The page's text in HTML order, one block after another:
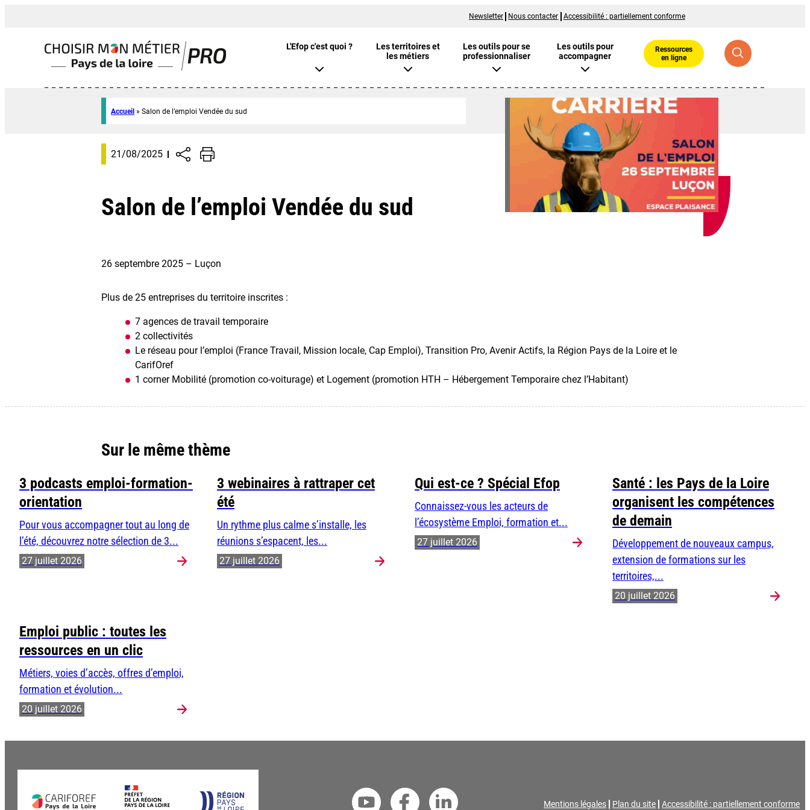
Newsletter Nous contacter Accessibilité : partiellement conforme
L'Efop c'est quoi ?
Les territoires et
les métiers
Les outils pour se
professionnaliser
Les outils pour
accompagner
Ressources
en ligne
Accueil » Salon de l’emploi Vendée du sud
21/08/2025
Salon de l’emploi Vendée du sud
26 septembre 2025 – Luçon
Plus de 25 entreprises du territoire inscrites :
7 agences de travail temporaire
2 collectivités
Le réseau pour l’emploi (France Travail, Mission locale, Cap Emploi), Transition Pro, Avenir Actifs, la Région Pays de la Loire et le
CarifOref
1 corner Mobilité (promotion co-voiturage) et Logement (promotion HTH – Hébergement Temporaire chez l’Habitant)
Sur le même thème
3 podcasts emploi-formation-
orientation
Pour vous accompagner tout au long de
l’été, découvrez notre sélection de 3...
27 juillet 2026
3 webinaires à rattraper cet
été
Un rythme plus calme s’installe, les
réunions s’espacent, les...
27 juillet 2026
Qui est-ce ? Spécial Efop
Connaissez-vous les acteurs de
l’écosystème Emploi, formation et...
27 juillet 2026
Santé : les Pays de la Loire
organisent les compétences
de demain
Développement de nouveaux campus,
extension de formations sur les
territoires,...
20 juillet 2026
Emploi public : toutes les
ressources en un clic
Métiers, voies d’accès, offres d’emploi,
formation et évolution...
20 juillet 2026
Mentions légales Plan du site Accessibilité : partiellement conforme